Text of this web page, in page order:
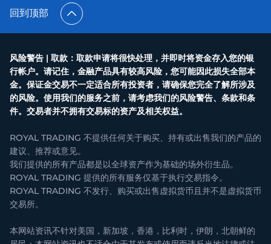
回到顶部
风险警告 | 取款：取款申请将很快处理，并即时将资金存入您的银
行帐户。请记住，金融产品具有较高风险，您可能因此损失全部本
金。保证金交易不一定适合所有投资者，请确保您完全了解所涉及
的风险。使用我们的服务之前，请考虑我们的风险警告、条款和条
件。交易者并不拥有交易标的资产及相关权益。
ROYAL TRADING 不提供任何关于购买、持有或出售我们的产品的
建议、推荐或意见。
我们提供的所有产品都是以全球资产作为基础的场外衍生品。
ROYAL TRADING 提供的所有服务仅基于执行交易指令。
ROYAL TRADING 不发行、购买或出售虚拟货币且并不是虚拟货币
交易所。
本网站资讯不针对美国，新加坡，香港，比利时，伊朗，北朝鲜的